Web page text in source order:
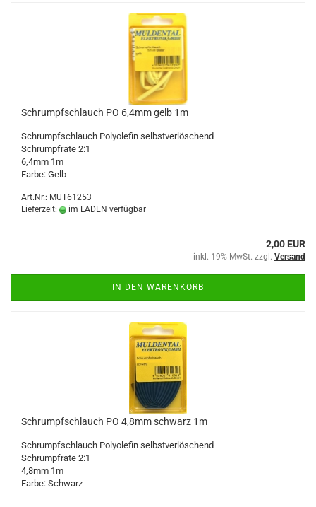
Schrumpfschlauch PO 6,4mm gelb 1m
Schrumpfschlauch Polyolefin selbstverlöschend
Schrumpfrate 2:1
6,4mm 1m
Farbe: Gelb
Art.Nr.: MUT61253
Lieferzeit:
im LADEN verfügbar
2,00 EUR
inkl. 19% MwSt. zzgl. Versand
IN DEN WARENKORB
Schrumpfschlauch PO 4,8mm schwarz 1m
Schrumpfschlauch Polyolefin selbstverlöschend
Schrumpfrate 2:1
4,8mm 1m
Farbe: Schwarz